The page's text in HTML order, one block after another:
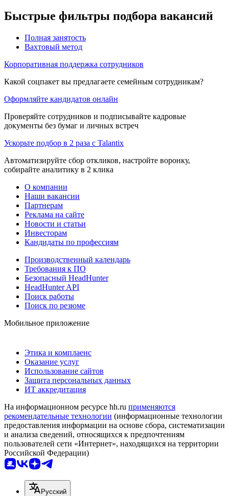
Быстрые фильтры подбора вакансий
Полная занятость
Вахтовый метод
Корпоративная поддержка сотрудников
Какой соцпакет вы предлагаете семейным сотрудникам?
Оформляйте кандидатов онлайн
Проверяйте сотрудников и подписывайте кадровые
документы без бумаг и личных встреч
Ускорьте подбор в 2 раза с Talantix
Автоматизируйте сбор откликов, настройте воронку,
собирайте аналитику в 2 клика
О компании
Наши вакансии
Партнерам
Реклама на сайте
Новости и статьи
Инвесторам
Кандидаты по профессиям
Производственный календарь
Требования к ПО
Безопасный HeadHunter
HeadHunter API
Поиск работы
Поиск по резюме
Мобильное приложение
Этика и комплаенс
Оказание услуг
Использование сайтов
Защита персональных данных
ИТ аккредитация
На информационном ресурсе hh.ru применяются
рекомендательные технологии (информационные технологии
предоставления информации на основе сбора, систематизации
и анализа сведений, относящихся к предпочтениям
пользователей сети «Интернет», находящихся на территории
Российской Федерации)
Русский